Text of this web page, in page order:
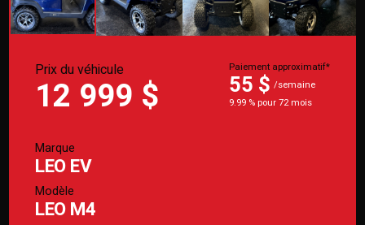
Prix du véhicule
12 999 $
Paiement approximatif*
55 $ /semaine
9.99 % pour 72 mois
Marque
LEO EV
Modèle
LEO M4